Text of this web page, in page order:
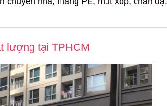
lượng tại TPHCM